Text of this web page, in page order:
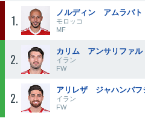
1
ノルディン アムラバト
モロッコ
MF
2
カリム アンサリファル
イラン
FW
2
アリレザ ジャハンバフ
イラン
FW